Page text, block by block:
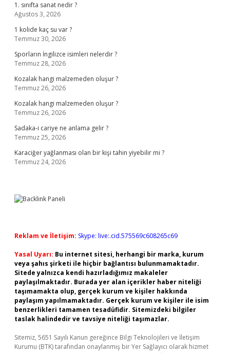
1. sınıfta sanat nedir ?
Ağustos 3, 2026
1 kolide kaç su var ?
Temmuz 30, 2026
Sporların İngilizce isimleri nelerdir ?
Temmuz 28, 2026
Kozalak hangi malzemeden oluşur ?
Temmuz 26, 2026
Kozalak hangi malzemeden oluşur ?
Temmuz 26, 2026
Sadaka-i cariye ne anlama gelir ?
Temmuz 25, 2026
Karaciğer yağlanması olan bir kişi tahin yiyebilir mi ?
Temmuz 24, 2026
Reklam ve İletişim: Skype: live:.cid.575569c608265c69
Yasal Uyarı: Bu internet sitesi, herhangi bir marka, kurum
veya şahıs şirketi ile hiçbir bağlantısı bulunmamaktadır.
Sitede yalnızca kendi hazırladığımız makaleler
paylaşılmaktadır. Burada yer alan içerikler haber niteliği
taşımamakta olup, gerçek kurum ve kişiler hakkında
paylaşım yapılmamaktadır. Gerçek kurum ve kişiler ile isim
benzerlikleri tamamen tesadüfidir. Sitemizdeki bilgiler
taslak halindedir ve tavsiye niteliği taşımazlar.
Sitemiz, 5651 Sayılı Kanun gereğince Bilgi Teknolojileri ve İletişim
Kurumu (BTK) tarafından onaylanmış bir Yer Sağlayıcı olarak hizmet